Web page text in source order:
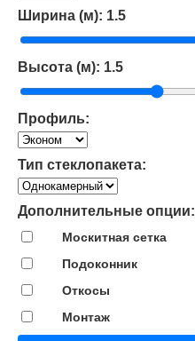
Ширина (м): 1.5
Высота (м): 1.5
Профиль:
Тип стеклопакета:
Дополнительные опции:
Москитная сетка
Подоконник
Откосы
Монтаж